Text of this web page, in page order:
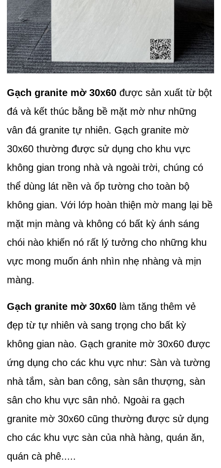
Gạch granite mờ 30x60 được sản xuất từ bột
đá và kết thúc bằng bề mặt mờ như những
vân đá granite tự nhiên. Gạch granite mờ
30x60 thường được sử dụng cho khu vực
không gian trong nhà và ngoài trời, chúng có
thể dùng lát nền và ốp tường cho toàn bộ
không gian. Với lớp hoàn thiện mờ mang lại bề
mặt mịn màng và không có bất kỳ ánh sáng
chói nào khiến nó rất lý tưởng cho những khu
vực mong muốn ánh nhìn nhẹ nhàng và mịn
màng.
Gạch granite mờ 30x60 làm tăng thêm vẻ
đẹp từ tự nhiên và sang trọng cho bất kỳ
không gian nào. Gạch granite mờ 30x60 được
ứng dụng cho các khu vực như: Sàn và tường
nhà tắm, sàn ban công, sàn sân thượng, sàn
sân cho khu vực sân nhỏ. Ngoài ra gạch
granite mờ 30x60 cũng thường được sử dụng
cho các khu vực sàn của nhà hàng, quán ăn,
quán cà phê.....